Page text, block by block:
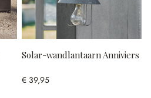
Solar-wandlantaarn Anniviers
€ 39,95